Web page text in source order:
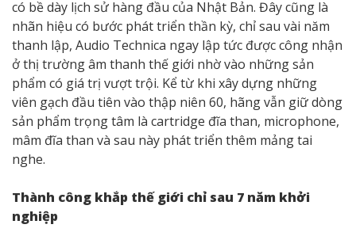
có bề dày lịch sử hàng đầu của Nhật Bản. Đây cũng là
nhãn hiệu có bước phát triển thần kỳ, chỉ sau vài năm
thanh lập, Audio Technica ngay lập tức được công nhận
ở thị trường âm thanh thế giới nhờ vào những sản
phẩm có giá trị vượt trội. Kể từ khi xây dựng những
viên gạch đầu tiên vào thập niên 60, hãng vẫn giữ dòng
sản phẩm trọng tâm là cartridge đĩa than, microphone,
mâm đĩa than và sau này phát triển thêm mảng tai
nghe.
Thành công khắp thế giới chỉ sau 7 năm khởi
nghiệp